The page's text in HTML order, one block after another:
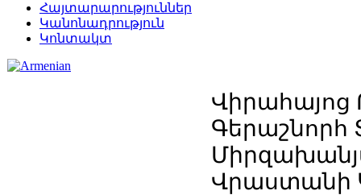
Հայտարարություններ
Կանոնադրություն
Կոնտակտ
Վիրահայոց
Գերաշնորհ
Վրաստանի